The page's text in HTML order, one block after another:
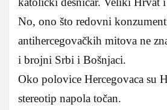
No, ono što redovni
antihercegovačkih mitova ne
i brojni Srbi i Bošnjaci.
Oko polovice Hercegovaca su
stereotip napola točan.